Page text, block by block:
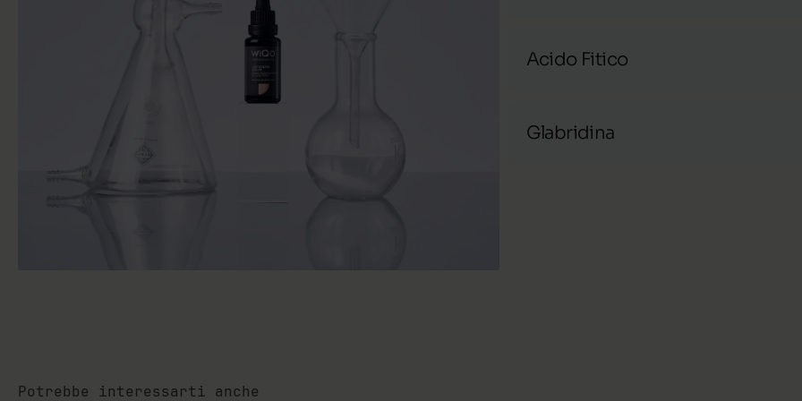
Acido Fitico
proprietà fortemente illuminanti,
Glabridina
Potrebbe interessarti anche